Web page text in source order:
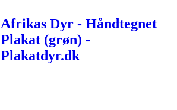
Afrikas Dyr - Håndtegnet
Plakat (grøn) -
Plakatdyr.dk